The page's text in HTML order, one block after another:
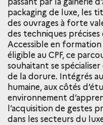
packaging de luxe, les
des ouvrages à forte
des techniques précises
Accessible en
éligible au CPF, ce
souhaitant se
de la dorure. Intégrés
humaine, aux côtés
environnement
l’acquisition de gestes
dans les secteurs du